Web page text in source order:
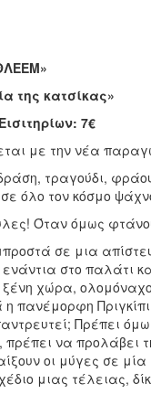
της κατσίκας»
7€
με την νέα
τραγούδι,
όλο τον κόσμο
Όταν όμως
σε μια
στο παλάτι
χώρα,
πανέμορφη
Πρέπει
να προλάβει
οι μύγες σε
μιας τέλειας,